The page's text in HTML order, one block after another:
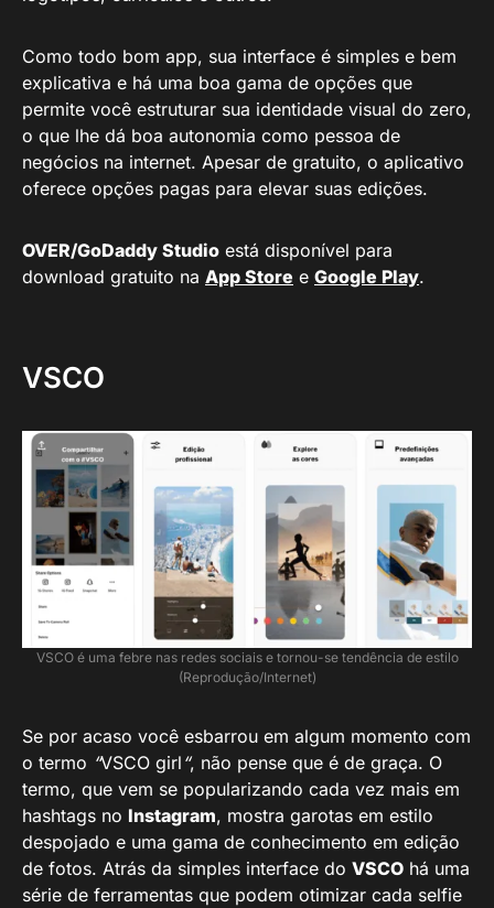
Como todo bom app, sua interface é simples e bem
explicativa e há uma boa gama de opções que
permite você estruturar sua identidade visual do zero,
o que lhe dá boa autonomia como pessoa de
negócios na internet. Apesar de gratuito, o aplicativo
oferece opções pagas para elevar suas edições.
OVER/GoDaddy Studio está disponível para
download gratuito na App Store e Google Play.
VSCO
VSCO é uma febre nas redes sociais e tornou-se tendência de estilo
(Reprodução/Internet)
Se por acaso você esbarrou em algum momento com
o termo “VSCO girl “, não pense que é de graça. O
termo, que vem se popularizando cada vez mais em
hashtags no Instagram, mostra garotas em estilo
despojado e uma gama de conhecimento em edição
de fotos. Atrás da simples interface do VSCO há uma
série de ferramentas que podem otimizar cada selfie